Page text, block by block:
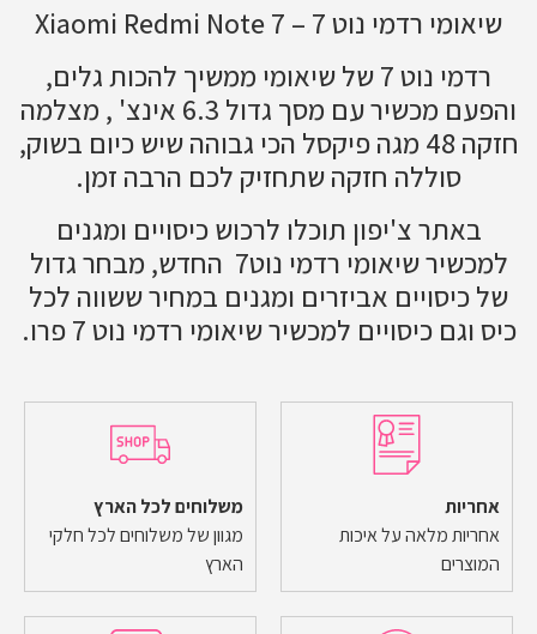
שיאומי רדמי נוט 7 – Xiaomi Redmi Note 7
רדמי נוט 7 של שיאומי ממשיך להכות גלים,
והפעם מכשיר עם מסך גדול 6.3 אינצ' , מצלמה
חזקה 48 מגה פיקסל הכי גבוהה שיש כיום בשוק,
סוללה חזקה שתחזיק לכם הרבה זמן.
באתר צ'יפון תוכלו לרכוש כיסויים ומגנים
למכשיר שיאומי רדמי נוט7 החדש, מבחר גדול
של כיסויים אביזרים ומגנים במחיר ששווה לכל
כיס וגם כיסויים למכשיר שיאומי רדמי נוט 7 פרו.
אחריות
אחריות מלאה על איכות
המוצרים
משלוחים לכל הארץ
מגוון של משלוחים לכל חלקי
הארץ